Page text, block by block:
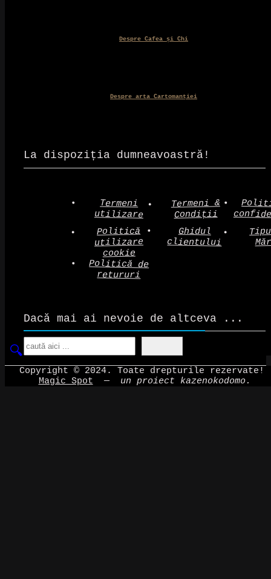
Despre Cafea și Chi
Despre arta Cartomanției
La dispoziția dumneavoastră!
Termeni
utilizare
Termeni &
Condiții
Politică
utilizare
cookie
Ghidul
clientului
Politică de
retururi
Dacă mai ai nevoie de altceva ...
Copyright © 2024. Toate drepturile rezervate!
Magic Spot — un proiect kazenokodomo.